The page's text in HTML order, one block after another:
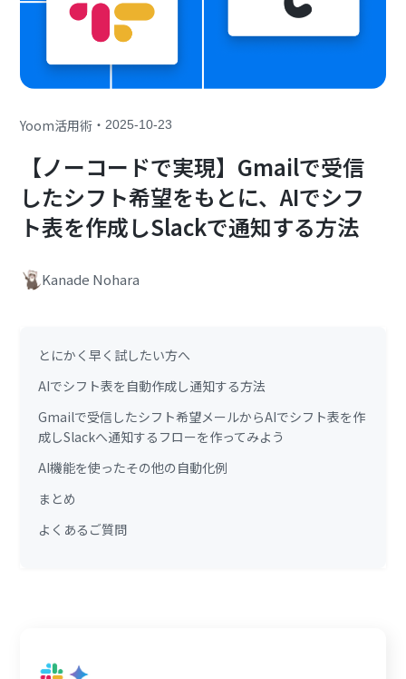
Yoom活用術 ・2025-10-23
【ノーコードで実現】Gmailで受信
したシフト希望をもとに、AIでシフ
ト表を作成しSlackで通知する方法
Kanade Nohara
とにかく早く試したい方へ
AIでシフト表を自動作成し通知する方法
Gmailで受信したシフト希望メールからAIでシフト表を作
成しSlackへ通知するフローを作ってみよう
AI機能を使ったその他の自動化例
まとめ
よくあるご質問